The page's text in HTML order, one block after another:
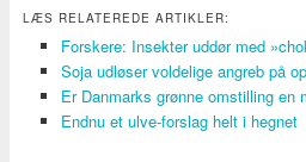
LÆS RELATEREDE ARTIKLER:
Forskere: Insekter uddør med
Soja udløser voldelige angreb på
Er Danmarks grønne omstilling en
Endnu et ulve-forslag helt i hegnet